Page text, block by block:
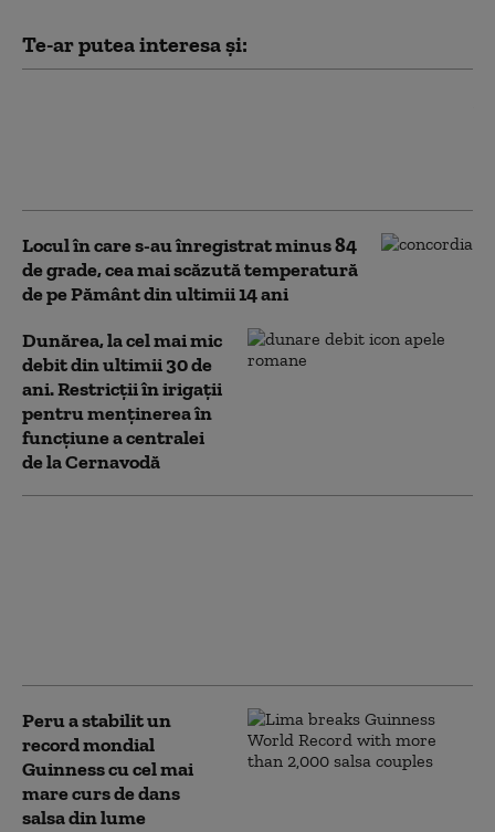
Te-ar putea interesa și:
Locul în care s-au înregistrat minus 84
de grade, cea mai scăzută temperatură
de pe Pământ din ultimii 14 ani
Dunărea, la cel mai mic
debit din ultimii 30 de
ani. Restricții în irigații
pentru menținerea în
funcțiune a centralei
de la Cernavodă
Peru a stabilit un
record mondial
Guinness cu cel mai
mare curs de dans
salsa din lume